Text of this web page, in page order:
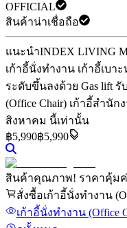
OFFICIAL
สินค้าน่าเชื่อถือ
แนะนำINDEX LIVING
เก้าอี้นั่งทำงาน เก้าอี้เบา
ระดับขึ้นลงด้วย Gas lift รั
(Office Chair) เก้าอี้สำนั
สิงหาคม นี้เท่านั้น
฿5,990฿5,990
สินค้าคุณภาพ! ราคาคุ้ม
สั่งซื้อเก้าอี้นั่งทำงาน
เก้าอี้นั่งทำงาน (Office